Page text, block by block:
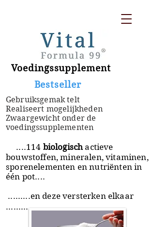
Voedingssupplement
​ Bestseller
Gebruiksgemak telt
Realiseert mogelijkheden
Zwaargewicht onder de
voedingssupplementen
....114 biologischactieve
bouwstoffen, mineralen, vitaminen,
sporenelementen en nutriënten in
één pot....
.........en deze versterken elkaar
.........